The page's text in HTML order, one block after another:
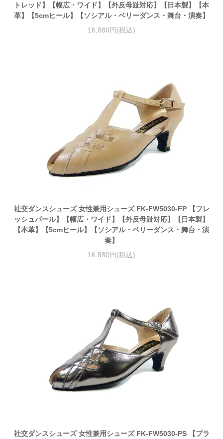
トレッド】【幅広・ワイド】【外反母趾対応】【日本製】【本
革】【5cmヒール】【ソシアル・ベリーダンス・舞台・演奏】
16,880円(税込)
社交ダンスシューズ 女性兼用シューズ FK-FW5030-FP 【フレ
ッシュパール】【幅広・ワイド】【外反母趾対応】【日本製】
【本革】【5cmヒール】【ソシアル・ベリーダンス・舞台・演
奏】
16,880円(税込)
社交ダンスシューズ 女性兼用シューズ FK-FW5030-PS 【プラ